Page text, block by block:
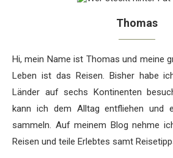
Thomas
Hi, mein Name ist Thomas und meine
Leben ist das Reisen. Bisher habe
Länder auf sechs Kontinenten
kann ich dem Alltag entfliehen und
sammeln. Auf meinem Blog nehme
Reisen und teile Erlebtes samt